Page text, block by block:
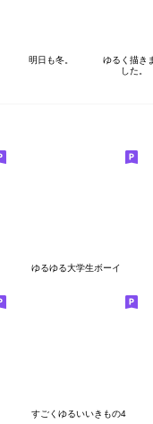
明日も冬。
ゆるく描き
した。
ゆるゆる大学生ボーイ
すごくゆるいいきもの4